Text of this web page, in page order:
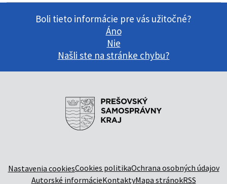
Boli tieto informácie pre vás užitočné?
Áno
Nie
Našli ste na stránke chybu?
Nastavenia cookiesCookies politikaOchrana osobných údajov
Autorské informácieKontaktyMapa stránokRSS